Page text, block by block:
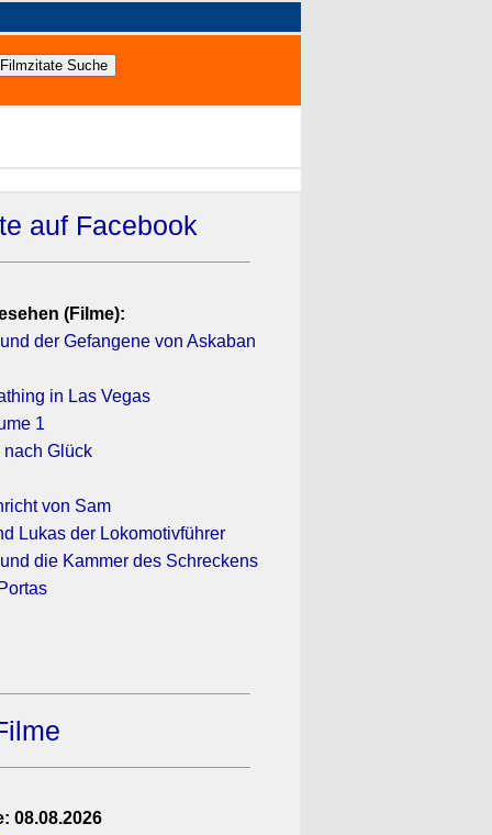
auf Facebook
(Filme):
der Gefangene von Askaban
in Las Vegas
1
Glück
von Sam
Lukas der Lokomotivführer
die Kammer des Schreckens
08.08.2026